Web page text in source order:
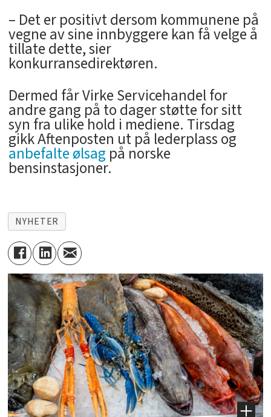
– Det er positivt dersom kommunene på
vegne av sine innbyggere kan få velge å
tillate dette, sier
konkurransedirektøren.
Dermed får Virke Servicehandel for
andre gang på to dager støtte for sitt
syn fra ulike hold i mediene. Tirsdag
gikk Aftenposten ut på lederplass og
anbefalte ølsagpå norske
bensinstasjoner.
NYHETER